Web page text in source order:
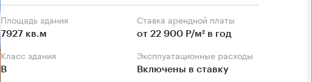
Площадь здания
7927 кв.м
Ставка арендной платы
от 22 900 Р/м² в год
Класс здания
B
Эксплуатационные расходы
Включены в ставку